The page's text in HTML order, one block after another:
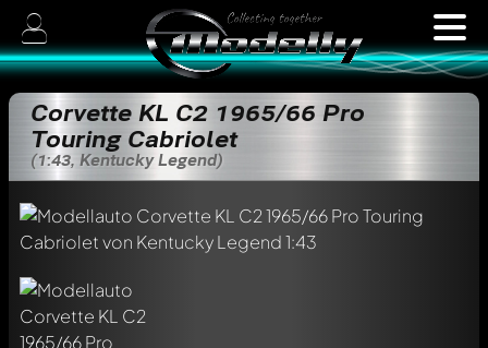
Corvette KL C2 1965/66 Pro
Touring Cabriolet
(1:43, Kentucky Legend)